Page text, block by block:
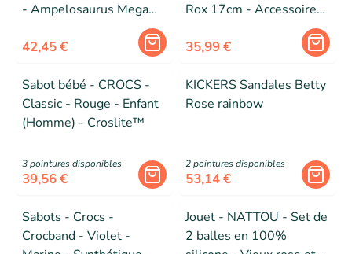
- Ampelosaurus Mega
Action - Grande échelle -
Mouvements réalistes
42,45 €
Rox 17cm - Accessoires
35,99 €
Sabot bébé - CROCS -
Classic - Rouge - Enfant
(Homme) - Croslite™
3pointures disponibles
39,56 €
KICKERS Sandales Betty
Rose rainbow
2pointures disponibles
53,14 €
Sabots - Crocs -
Crocband - Violet -
Jouet - NATTOU - Set de
2 balles en 100%